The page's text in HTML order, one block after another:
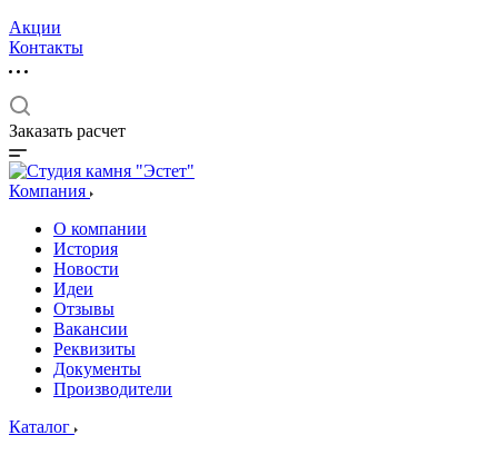
Акции
Контакты
Заказать расчет
Компания
О компании
История
Новости
Идеи
Отзывы
Вакансии
Реквизиты
Документы
Производители
Каталог